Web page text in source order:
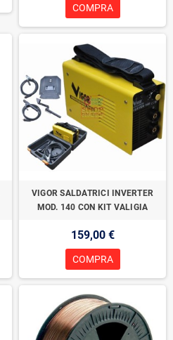
COMPRA
VIGOR SALDATRICI INVERTER
MOD. 140 CON KIT VALIGIA
159,00 €
COMPRA